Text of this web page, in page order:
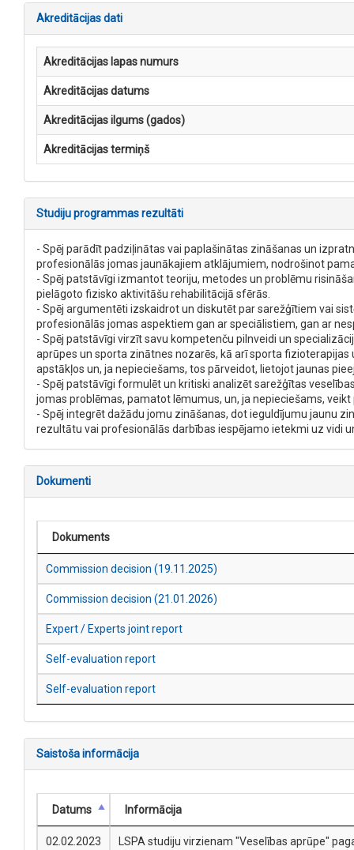
Akreditācijas dati
Akreditācijas lapas numurs
Akreditācijas datums
Akreditācijas ilgums (gados)
Akreditācijas termiņš
Studiju programmas rezultāti
- Spēj parādīt padziļinātas vai paplašinātas zināšanas un
profesionālās jomas jaunākajiem atklājumiem, nodrošinot
- Spēj patstāvīgi izmantot teoriju, metodes un problēmu
pielāgoto fizisko aktivitāšu rehabilitācijā sfērās.
- Spēj argumentēti izskaidrot un diskutēt par sarežģītiem vai
profesionālās jomas aspektiem gan ar speciālistiem, gan ar
- Spēj patstāvīgi virzīt savu kompetenču pilnveidi un
aprūpes un sporta zinātnes nozarēs, kā arī sporta
apstākļos un, ja nepieciešams, tos pārveidot, lietojot jaunas
- Spēj patstāvīgi formulēt un kritiski analizēt sarežģītas
jomas problēmas, pamatot lēmumus, un, ja nepieciešams, veikt
- Spēj integrēt dažādu jomu zināšanas, dot ieguldījumu jaunu
rezultātu vai profesionālās darbības iespējamo ietekmi uz vidi
Dokumenti
Dokuments
Commission decision (19.11.2025)
Commission decision (21.01.2026)
Expert / Experts joint report
Self-evaluation report
Self-evaluation report
Saistoša informācija
Datums Informācija
02.02.2023
LSPA studiju virzienam "Veselības aprūpe"